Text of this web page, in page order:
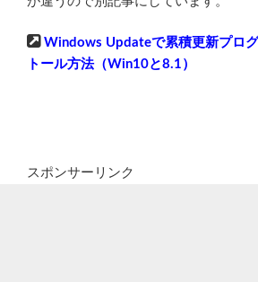
Windows Updateで累積更新プロ
トール方法（Win10と8.1）
スポンサーリンク